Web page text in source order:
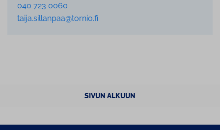
040 723 0060
taija.sillanpaa@tornio.fi
SIVUN ALKUUN